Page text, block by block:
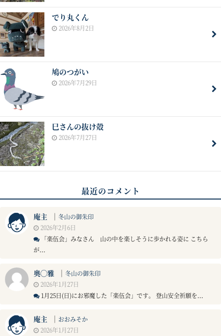
でり丸くん
2026年8月2日
鳩のつがい
2026年7月29日
巳さんの抜け殻
2026年7月27日
最近のコメント
庵主 ｜ 冬山の御朱印
2026年2月6日
「楽伍会」みなさん 山の中を楽しそうに歩かれる姿に こちら
が...
奥◯雅 ｜ 冬山の御朱印
2026年1月27日
1月25日(日)にお邪魔した「楽伍会」です。 登山安全祈願を...
庵主 ｜ おおみそか
2026年1月27日